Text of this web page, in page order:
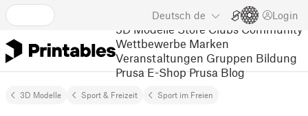
Deutsch de Login
3D Modelle Store Clubs Community
Wettbewerbe Marken
Veranstaltungen Gruppen Bildung
Prusa E-Shop Prusa Blog
3D Modelle Sport & Freizeit Sport im Freien